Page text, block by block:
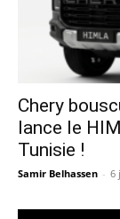
Chery
lance le
Tunisie !
Samir Belhassen - 6